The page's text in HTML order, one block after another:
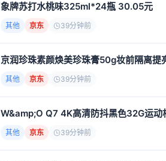
象牌苏打水桃味325ml*24瓶 30.05元
其他 京东 39分钟前
京润珍珠素颜焕美珍珠膏50g妆前隔离提
其他 京东 39分钟前
W&amp;O Q7 4K高清防抖黑色32G运动
其他 京东 39分钟前